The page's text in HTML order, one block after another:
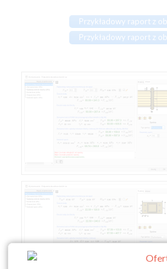
Przykładowy raport z
Przykładowy raport z